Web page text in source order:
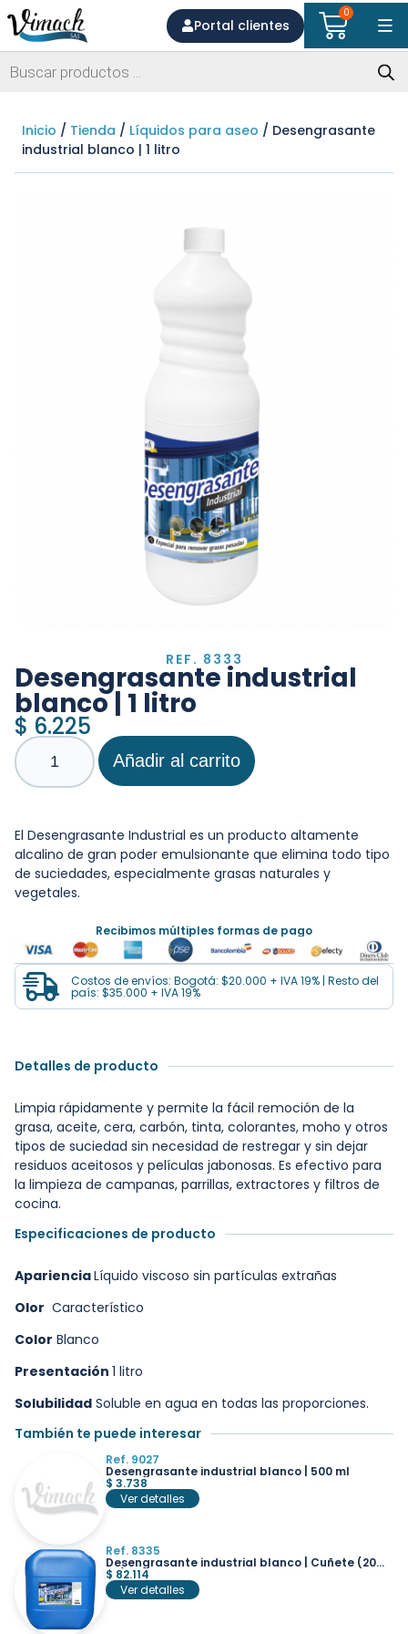
Portal clientes
0
Inicio / Tienda / Líquidos para aseo / Desengrasante
industrial blanco | 1 litro
REF. 8333
Desengrasante industrial
blanco | 1 litro
$ 6.225
Añadir al carrito
El Desengrasante Industrial es un producto altamente
alcalino de gran poder emulsionante que elimina todo tipo
de suciedades, especialmente grasas naturales y
vegetales.
Recibimos múltiples formas de pago
Costos de envíos: Bogotá: $20.000 + IVA 19% | Resto del
país: $35.000 + IVA 19%
Detalles de producto
Limpia rápidamente y permite la fácil remoción de la
grasa, aceite, cera, carbón, tinta, colorantes, moho y otros
tipos de suciedad sin necesidad de restregar y sin dejar
residuos aceitosos y películas jabonosas. Es efectivo para
la limpieza de campanas, parrillas, extractores y filtros de
cocina.
Especificaciones de producto
AparienciaLíquido viscoso sin partículas extrañas
Olor Característico
Color Blanco
Presentación 1 litro
Solubilidad Soluble en agua en todas las proporciones.
También te puede interesar
Ref. 9027
Desengrasante industrial blanco | 500 ml
$ 3.738
Ver detalles
Ref. 8335
Desengrasante industrial blanco | Cuñete (20
lts)
$ 82.114
Ver detalles